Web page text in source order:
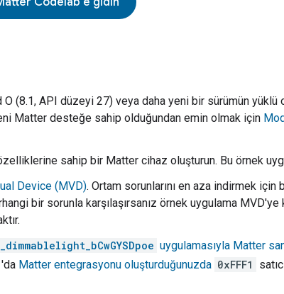
O (8.1, API düzeyi 27) veya daha yeni bir sürümün yüklü
Matter desteğe sahip olduğundan emin olmak için
sahip bir Matter cihaz oluşturun. Bu örnek
Device (MVD). Ortam sorunlarını en aza indirmek için
bir sorunla karşılaşırsanız örnek uygulama
uygulamasıyla Matter
'da Matter entegrasyonu oluşturduğunuzda 0xFFF1